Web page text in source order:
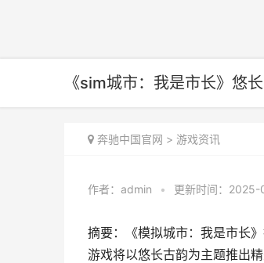
《sim城市：我是市长》悠
奔驰中国官网 > 游戏资讯
作者： admin • 更新时间：
摘要：《模拟城市：我是市长
游戏将以悠长古韵为主题推出